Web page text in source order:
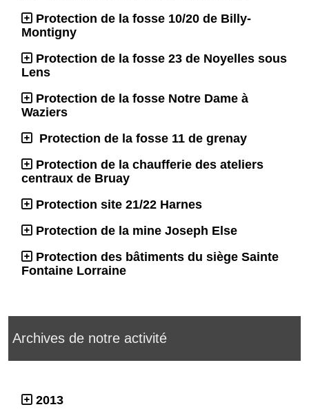
Protection de la fosse 10/20 de Billy-
Montigny
Protection de la fosse 23 de Noyelles sous
Lens
Protection de la fosse Notre Dame à
Waziers
Protection de la fosse 11 de grenay
Protection de la chaufferie des ateliers
centraux de Bruay
Protection site 21/22 Harnes
Protection de la mine Joseph Else
Protection des bâtiments du siège Sainte
Fontaine Lorraine
Archives de notre activité
2013